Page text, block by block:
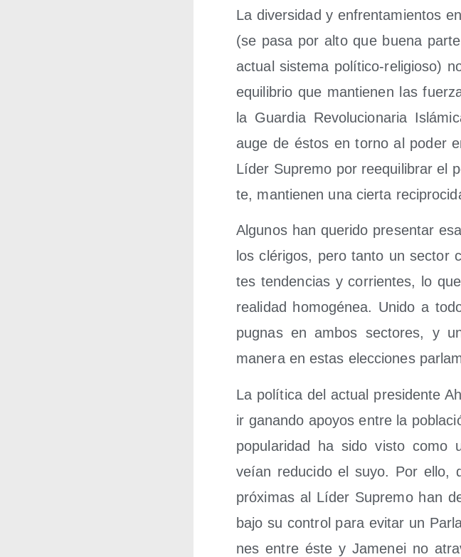
La diver­si­dad y enfren­ta­mien­tos
(se pasa por alto que bue­na
actual sis­te­ma polí­ti­co-reli­gio­so)
equi­li­brio que man­tie­nen las
la Guar­dia Revo­lu­cio­na­ria
auge de éstos en torno al poder
Líder Supre­mo por reequi­li­brar el
te, man­tie­nen una cier­ta
Algu­nos han que­ri­do pre­sen­tar
los clé­ri­gos, pero tan­to un sec­tor
tes ten­den­cias y corrien­tes, lo
reali­dad homo­gé­nea. Uni­do a
pug­nas en ambos sec­to­res, y
mane­ra en estas elec­cio­nes
La polí­ti­ca del actual pre­si­den­te
ir ganan­do apo­yos entre la
popu­la­ri­dad ha sido vis­to como
veían redu­ci­do el suyo. Por ello,
pró­xi­mas al Líder Supre­mo han
bajo su con­trol para evi­tar un
nes entre éste y Jame­nei no